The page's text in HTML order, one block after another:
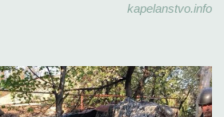
kapelanstvo.info